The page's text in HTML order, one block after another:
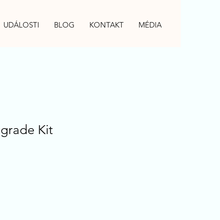
UDÁLOSTI BLOG KONTAKT MÉDIA
Kit